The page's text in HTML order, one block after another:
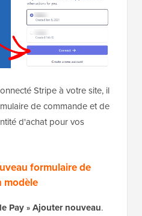
Stripe à votre site, il
de commande et de
d'achat pour vos
formulaire de
modèle
Pay » Ajouter nouveau.